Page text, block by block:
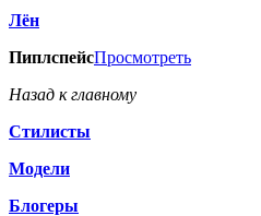
Лён
ПиплспейсПросмотреть
Назад к главному
Стилисты
Модели
Блогеры